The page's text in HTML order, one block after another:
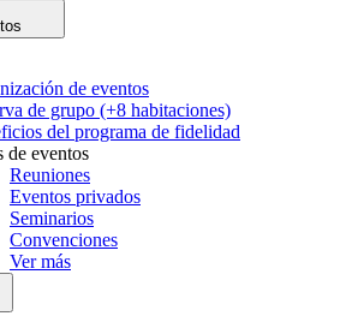
de eventos
de grupo (+8 habitaciones)
del programa de fidelidad
de eventos
Reuniones
Eventos privados
Seminarios
Convenciones
Ver más